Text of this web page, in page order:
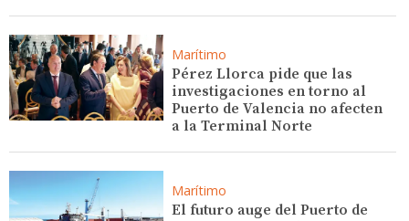
Marítimo
Pérez Llorca pide que las
investigaciones en torno al
Puerto de Valencia no afecten
a la Terminal Norte
Marítimo
El futuro auge del Puerto de